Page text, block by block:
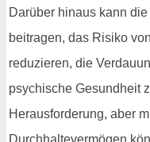
Darüber hinaus kann
beitragen, das Risiko
reduzieren, die
psychische Gesundheit
Herausforderung, aber